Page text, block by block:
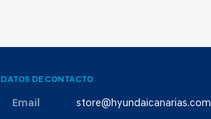
DATOS DE CONTACTO
Email store@hyundaicanarias.com